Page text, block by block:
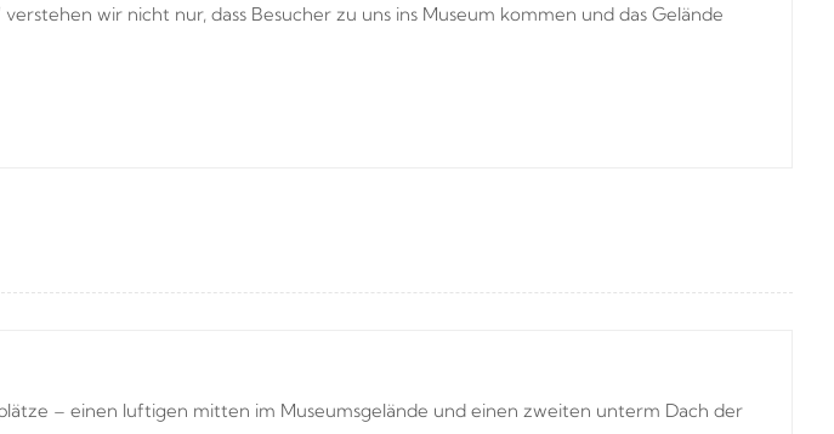
wir nicht nur, dass Besucher zu uns ins Museum kommen und das Gelände
– einen luftigen mitten im Museumsgelände und einen zweiten unterm Dach der